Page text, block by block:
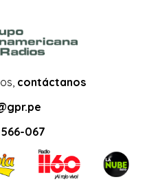
contáctanos
067